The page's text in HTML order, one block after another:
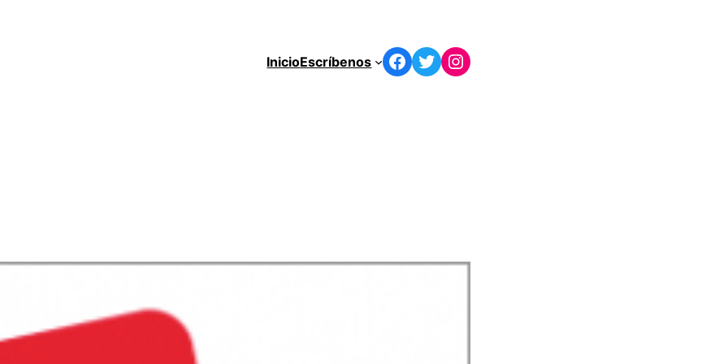
InicioEscríbenos Facebook
TwitterInstagram